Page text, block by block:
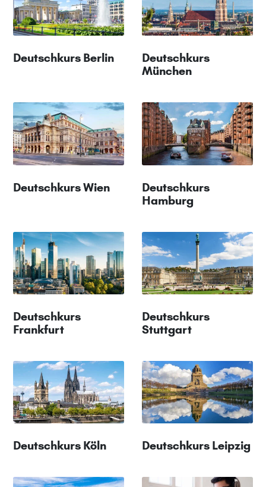
Deutschkurs Berlin
Deutschkurs
München
Deutschkurs Wien
Deutschkurs
Hamburg
Deutschkurs
Frankfurt
Deutschkurs
Stuttgart
Deutschkurs Köln Deutschkurs Leipzig